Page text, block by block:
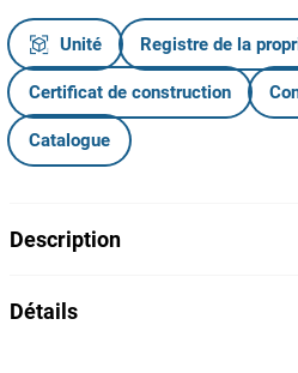
Unité Registre de la
Certificat de construction
Catalogue
Description
águas-furtadas, com
Détails